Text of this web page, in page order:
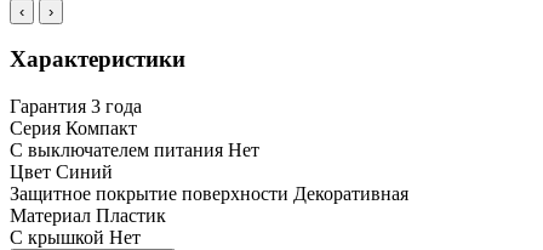
‹ ›
Характеристики
Гарантия 3 года
Серия Компакт
С выключателем питания Нет
Цвет Синий
Защитное покрытие поверхности Декоративная
Материал Пластик
С крышкой Нет